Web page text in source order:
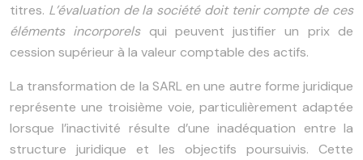
titres. L’évaluation de la société doit tenir compte de ces
éléments incorporelsqui peuvent justifier un prix de
cession supérieur à la valeur comptable des actifs.
La transformation de la SARL en une autre forme juridique
représente une troisième voie, particulièrement adaptée
lorsque l’inactivité résulte d’une inadéquation entre la
structure juridique et les objectifs poursuivis. Cette